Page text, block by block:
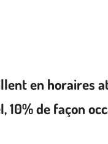
en horaires
10% de façon